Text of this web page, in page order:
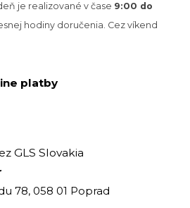
je realizované v čase 9:00 do
hodiny doručenia. Cez víkend
platby
GLS Slovakia
78, 058 01 Poprad